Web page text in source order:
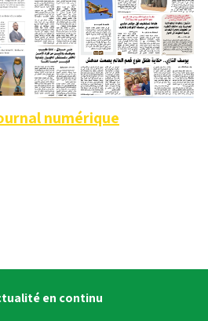
numérique
en continu